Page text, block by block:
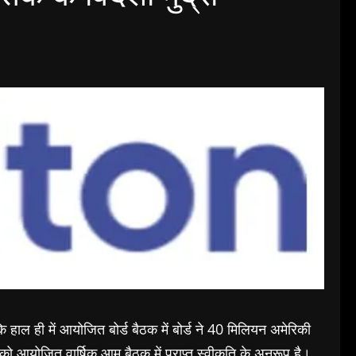
ही में आयोजित बोर्ड बैठक में बोर्ड ने 40 मिलियन अमेरिकी